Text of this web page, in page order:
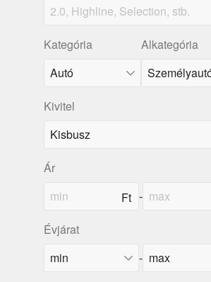
Kategória Alkategória
Kivitel
Ár
-
Évjárat
-